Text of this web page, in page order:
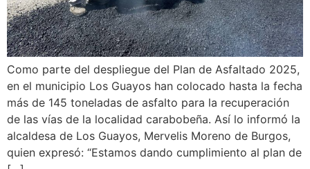
Como parte del despliegue del Plan de Asfaltado 2025,
en el municipio Los Guayos han colocado hasta la fecha
más de 145 toneladas de asfalto para la recuperación
de las vías de la localidad carabobeña. Así lo informó la
alcaldesa de Los Guayos, Mervelis Moreno de Burgos,
quien expresó: “Estamos dando cumplimiento al plan de